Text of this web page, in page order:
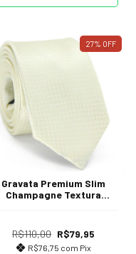
27% OFF
Gravata Premium Slim
Champagne Textura
R$110,00 R$79,95
R$76,75 com Pix